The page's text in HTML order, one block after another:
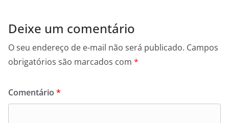
k
Deixe um comentário
O seu endereço de e-mail não será publicado. Campos
obrigatórios são marcados com *
Comentário *